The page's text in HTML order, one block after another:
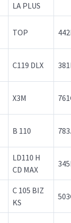
LA PLUS
TOP
C119 DLX
X3M
B 110
LD110 H
CD MAX
C 105 BIZ
KS